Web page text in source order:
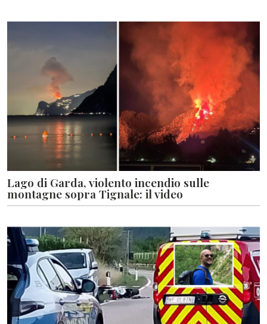
Lago di Garda, violento incendio sulle
montagne sopra Tignale: il video